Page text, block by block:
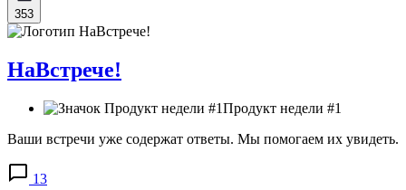
353
НаВстрече!
Продукт недели #1
Ваши встречи уже содержат ответы. Мы помогаем их увидеть.
13